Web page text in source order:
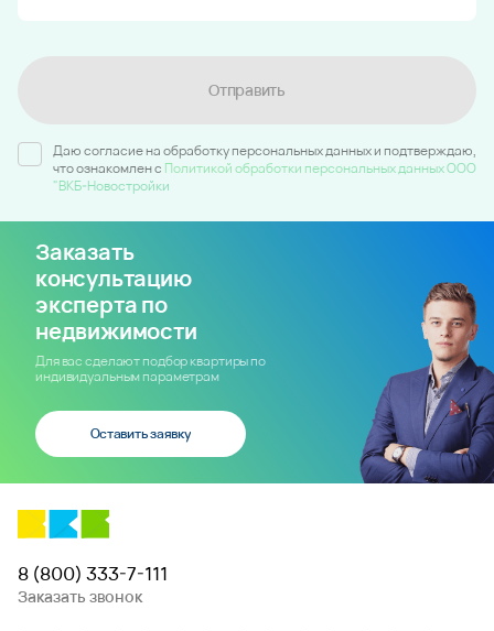
Отправить
Даю согласие на обработку персональных данных и подтверждаю,
что ознакомлен c Политикой обработки персональных данных ООО
"ВКБ-Новостройки
Заказать
консультацию
эксперта по
недвижимости
Для вас сделают подбор квартиры по
индивидуальным параметрам
Оставить заявку
8 (800) 333-7-111
Заказать звонок